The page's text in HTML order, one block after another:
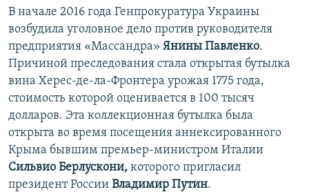
д
ы
д
у
щ
и
й
с
л
а
й
д
у
ю
щ
и
й
с
л
а
й
д
В начале 2016 года Генпрокуратура Украины
возбудила уголовное дело против руководителя
предприятия «Массандра» Янины Павленко.
Причиной преследования стала открытая бутылка
вина Херес-де-ла-Фронтера урожая 1775 года,
стоимость которой оценивается в 100 тысяч
долларов. Эта коллекционная бутылка была
открыта во время посещения аннексированного
Крыма бывшим премьер-министром Италии
Сильвио Берлускони, которого пригласил
президент России Владимир Путин.